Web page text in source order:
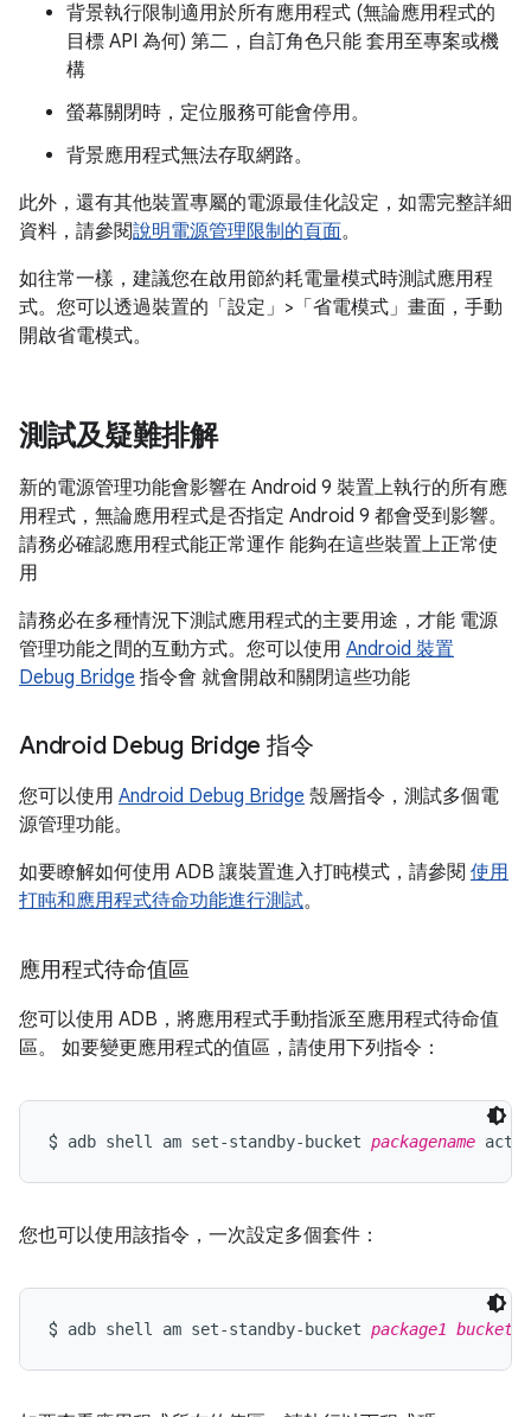
背景執行限制適用於所有應用程式 (無論應用程式的
目標 API 為何) 第二，自訂角色只能 套用至專案或機
構
螢幕關閉時，定位服務可能會停用。
背景應用程式無法存取網路。
此外，還有其他裝置專屬的電源最佳化設定，如需完整詳細
資料，請參閱說明電源管理限制的頁面。
如往常一樣，建議您在啟用節約耗電量模式時測試應用程
式。您可以透過裝置的「設定」>「省電模式」 畫面，手動
開啟省電模式。
測試及疑難排解
新的電源管理功能會影響在 Android 9 裝置上執行的所有應
用程式，無論應用程式是否指定 Android 9 都會受到影響。
請務必確認應用程式能正常運作 能夠在這些裝置上正常使
用
請務必在多種情況下測試應用程式的主要用途，才能 電源
管理功能之間的互動方式。您可以使用 Android 裝置
Debug Bridge 指令會 就會開啟和關閉這些功能
Android Debug Bridge 指令
您可以使用 Android Debug Bridge 殼層指令，測試多個電
源管理功能。
如要瞭解如何使用 ADB 讓裝置進入打盹模式，請參閱 使用
打盹和應用程式待命功能進行測試。
應用程式待命值區
您可以使用 ADB，將應用程式手動指派至應用程式待命值
區。 如要變更應用程式的值區，請使用下列指令：
$ adb shell am set-standby-bucket packagename
您也可以使用該指令，一次設定多個套件：
$ adb shell am set-standby-bucket package1 bucket1